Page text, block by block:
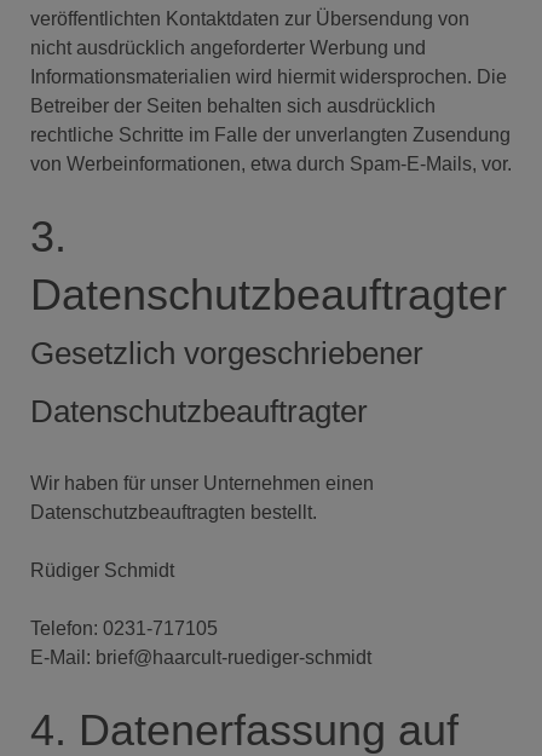
veröffentlichten Kontaktdaten zur Übersendung von
nicht ausdrücklich angeforderter Werbung und
Informationsmaterialien wird hiermit widersprochen. Die
Betreiber der Seiten behalten sich ausdrücklich
rechtliche Schritte im Falle der unverlangten Zusendung
von Werbeinformationen, etwa durch Spam-E-Mails, vor.
3.
Datenschutzbeauftragter
Gesetzlich vorgeschriebener
Datenschutzbeauftragter
Wir haben für unser Unternehmen einen
Datenschutzbeauftragten bestellt.
Rüdiger Schmidt
Telefon: 0231-717105
E-Mail: brief@haarcult-ruediger-schmidt
4. Datenerfassung auf